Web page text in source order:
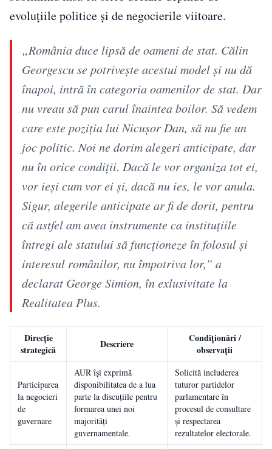
evoluțiile politice și de negocierile viitoare.
„România duce lipsă de oameni de stat. Călin
Georgescu se potrivește acestui model și nu dă
înapoi, intră în categoria oamenilor de stat. Dar
nu vreau să pun carul înaintea boilor. Să vedem
care este poziția lui Nicușor Dan, să nu fie un
joc politic. Noi ne dorim alegeri anticipate, dar
nu în orice condiții. Dacă le vor organiza tot ei,
vor ieși cum vor ei și, dacă nu ies, le vor anula.
Sigur, alegerile anticipate ar fi de dorit, pentru
că astfel am avea instrumente ca instituțiile
întregi ale statului să funcționeze în folosul și
interesul românilor, nu împotriva lor,” a
declarat George Simion, în exlusivitate la
Realitatea Plus.
Direcție
strategică
Descriere
Condiționări /
observații
Participarea
la negocieri
de
guvernare
AUR își exprimă
disponibilitatea de a lua
parte la discuțiile pentru
formarea unei noi
majorități
guvernamentale.
Solicită includerea
tuturor partidelor
parlamentare în
procesul de consultare
și respectarea
rezultatelor electorale.